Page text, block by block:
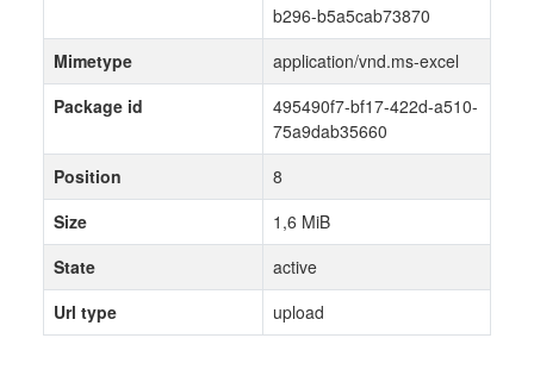
b296-b5a5cab73870
Mimetype
application/vnd.ms-excel
Package id
495490f7-bf17-422d-a510-
75a9dab35660
Position
8
Size
1,6 MiB
State
active
Url type
upload